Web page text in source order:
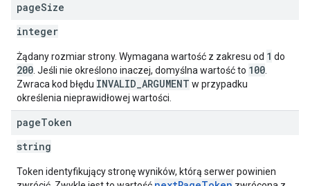
pageSize
integer
Żądany rozmiar strony. Wymagana wartość z zakresu od 1 do
200 . Jeśli nie określono inaczej, domyślna wartość to 100
Zwraca kod błędu INVALID_ARGUMENT w przypadku
określenia nieprawidłowej wartości.
pageToken
string
Token identyfikujący stronę wyników, którą serwer powinien